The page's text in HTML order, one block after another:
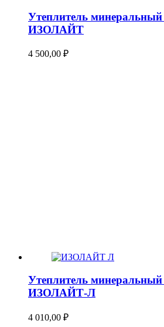
Утеплитель
ИЗОЛАЙТ
4 500,00 ₽
Утеплитель
ИЗОЛАЙТ-Л
4 010,00 ₽